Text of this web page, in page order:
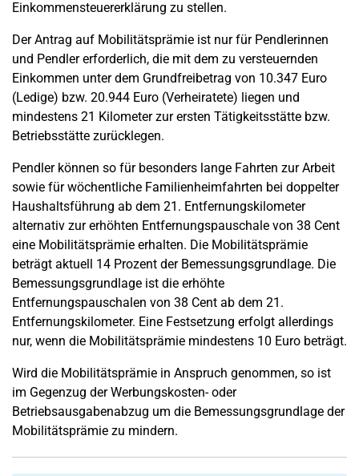
Einkommensteuererklärung zu stellen.
Der Antrag auf Mobilitätsprämie ist nur für Pendlerinnen
und Pendler erforderlich, die mit dem zu versteuernden
Einkommen unter dem Grundfreibetrag von 10.347 Euro
(Ledige) bzw. 20.944 Euro (Verheiratete) liegen und
mindestens 21 Kilometer zur ersten Tätigkeitsstätte bzw.
Betriebsstätte zurücklegen.
Pendler können so für besonders lange Fahrten zur Arbeit
sowie für wöchentliche Familienheimfahrten bei doppelter
Haushaltsführung ab dem 21. Entfernungskilometer
alternativ zur erhöhten Entfernungspauschale von 38 Cent
eine Mobilitätsprämie erhalten. Die Mobilitätsprämie
beträgt aktuell 14 Prozent der Bemessungsgrundlage. Die
Bemessungsgrundlage ist die erhöhte
Entfernungspauschalen von 38 Cent ab dem 21.
Entfernungskilometer. Eine Festsetzung erfolgt allerdings
nur, wenn die Mobilitätsprämie mindestens 10 Euro beträgt.
Wird die Mobilitätsprämie in Anspruch genommen, so ist
im Gegenzug der Werbungskosten- oder
Betriebsausgabenabzug um die Bemessungsgrundlage der
Mobilitätsprämie zu mindern.